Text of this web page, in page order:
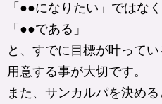
「●●になりたい」ではなく
「●●である」
と、すでに目標が叶って
用意する事が大切です。
また、サンカルパを決める